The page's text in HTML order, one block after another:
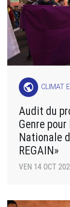
public CLIMAT
Audit du
Genre
Nationale
REGAIN»
VEN 14 OCT